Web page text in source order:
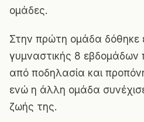
ομάδες.
Στην πρώτη ομάδα δόθηκε
γυμναστικής 8
από ποδηλασία και
ενώ η άλλη ομάδα
ζωής της.